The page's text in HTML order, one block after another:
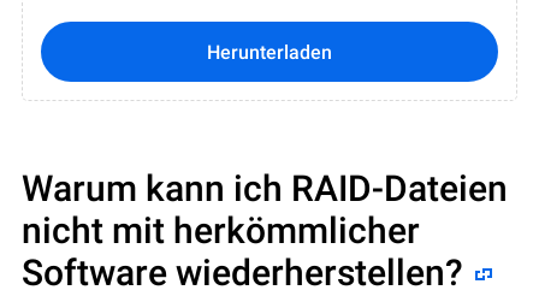
Herunterladen
Warum kann ich RAID-Dateien
nicht mit herkömmlicher
Software wiederherstellen?